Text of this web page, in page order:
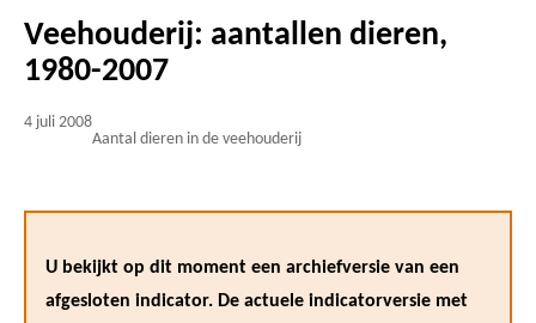
Kruimelpad
Veehouderij: aantallen dieren,
1980-2007
4 juli 2008
Aantal dieren in de veehouderij
U bekijkt op dit moment een archiefversie van een
afgesloten indicator. De actuele indicatorversie met